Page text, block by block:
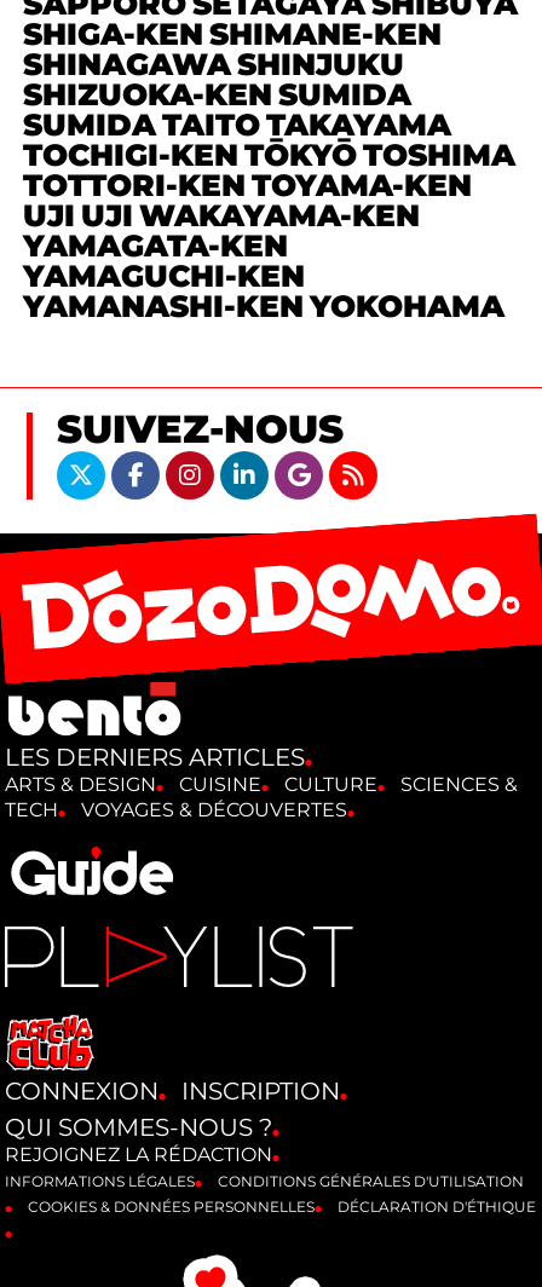
SHIGA-KEN SHIMANE-KEN
SHINAGAWASHINJUKU
SHIZUOKA-KEN SUMIDA
SUMIDATAITOTAKAYAMA
TOCHIGI-KEN TŌKYŌTOSHIMA
TOTTORI-KEN TOYAMA-KEN
UJI UJI WAKAYAMA-KEN
YAMAGATA-KEN
YAMAGUCHI-KEN
YAMANASHI-KENYOKOHAMA
SUIVEZ-NOUS
LES DERNIERS ARTICLES
ARTS & DESIGN CUISINE CULTURE
SCIENCES &
TECH
VOYAGES & DÉCOUVERTES
CONNEXION
INSCRIPTION
QUI SOMMES-NOUS ?
REJOIGNEZ LA RÉDACTION
INFORMATIONS LÉGALES
CONDITIONS GÉNÉRALES D'UTILISATION
COOKIES & DONNÉES PERSONNELLES
DÉCLARATION D'ÉTHIQUE